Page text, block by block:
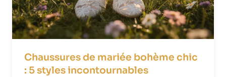
Chaussures de mariée bohème chic
: 5 styles incontournables